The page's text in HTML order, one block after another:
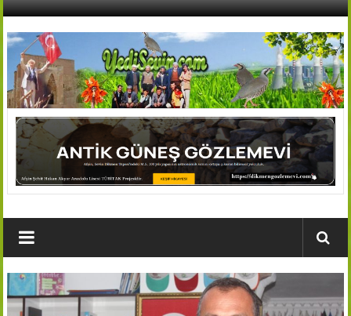
İçeriğe
AFŞİN
YEDİSEVİN
HABER
Köyleri
Haber
Portalı